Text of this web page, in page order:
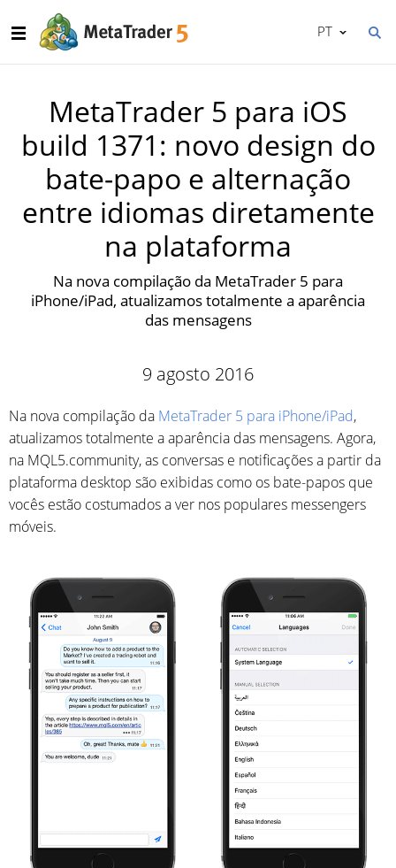
PT
MetaTrader 5 para iOS
build 1371: novo design do
bate-papo e alternação
entre idiomas diretamente
na plataforma
Na nova compilação da MetaTrader 5 para
iPhone/iPad, atualizamos totalmente a aparência
das mensagens
9 agosto 2016
Na nova compilação da MetaTrader 5 para iPhone/iPad,
atualizamos totalmente a aparência das mensagens. Agora,
na MQL5.community, as conversas e notificações a partir da
plataforma desktop são exibidas como os bate-papos que
vocês estão costumados a ver nos populares messengers
móveis.